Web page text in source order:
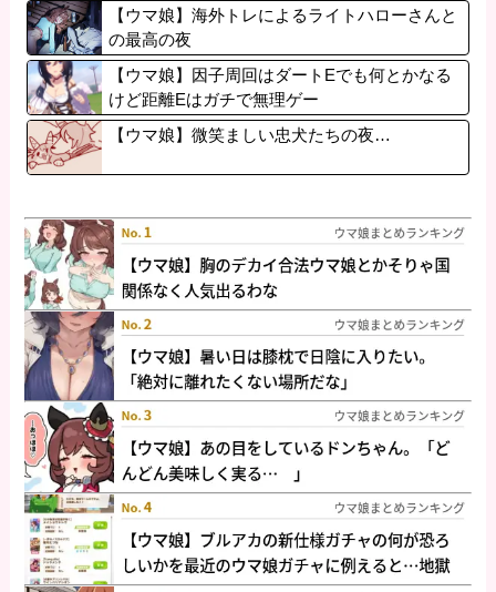
【ウマ娘】海外トレによるライトハローさんと
の最高の夜
【ウマ娘】因子周回はダートEでも何とかなる
けど距離Eはガチで無理ゲー
【ウマ娘】微笑ましい忠犬たちの夜…